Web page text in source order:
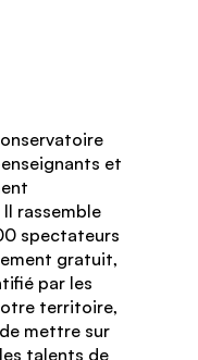
et
rassemble
spectateurs
gratuit,
par les
territoire,
mettre sur
talents de